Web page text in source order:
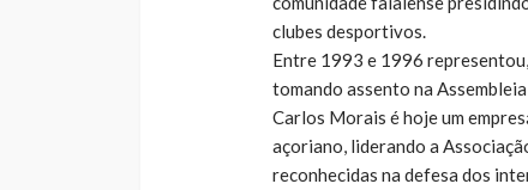
clubes desportivos.
Entre 1993 e 1996
tomando assento na
Carlos Morais é hoje um
açoriano, liderando a
reconhecidas na defesa dos